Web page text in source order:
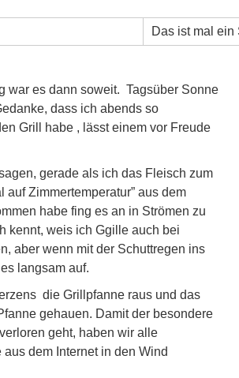
Das ist mal
war es dann soweit. Tagsüber Sonne
dass ich abends so
Grill habe , lässt einem vor Freude
gerade als ich das Fleisch zum
auf Zimmertemperatur” aus dem
habe fing es an in Strömen zu
kennt, weis ich Ggille auch bei
aber wenn mit der Schuttregen ins
langsam auf.
die Grillpfanne raus und das
gehauen. Damit der besondere
geht, haben wir alle
dem Internet in den Wind